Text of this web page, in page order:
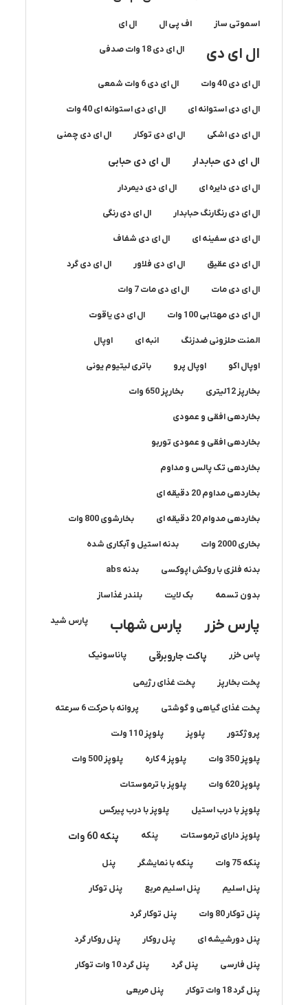
اسموتی ساز اف پی ال ال ای
ال ای دی ال ای دی 18 وات صدفی
ال ای دی 40 وات ال ای دی 6 وات شمعی
ال ای دی استوانه ای ال ای دی استوانه ای 40 وات
ال ای دی اشکی ال ای دی توکار ال ای دی چمنی
ال ای دی حبابدار ال ای دی حبابی
ال ای دی دایره ای ال ای دی دیمردار
ال ای دی رنگارنگ حبابدار ال ای دی رنگی
ال ای دی سفینه ای ال ای دی شفاف
ال ای دی عقیق ال ای دی فلاور ال ای دی گرد
ال ای دی مات ال ای دی مات 7 وات
ال ای دی مهتابی 100 وات ال ای دی یاقوت
المنت حلزونی ضدزنگ انبه ای اوپال
اوپال اکو اوپال پرو باتری لیتیوم یونی
بخارپز 12لیتری بخارپز 650 وات
بخاردهی افقی و عمودی
بخاردهی افقی و عمودی توربو
بخاردهی تک پالس و مداوم
بخاردهی مداوم 20 دقیقه ای
بخاردهی مدوام 20 دقیقه ای بخارشوی 800 وات
بخاری 2000 وات بدنه استیل و آبکاری شده
بدنه فلزی با روکش اپوکسی بدنه abs
بدون تسمه بک لایت بلندر غذاساز
پارس خزر پارس شهاب پارس شید
پاس خزر پاکت جاروبرقی پاناسونیک
پخت بخارپز پخت غذای رژیمی
پخت غذای گیاهی و گوشتی پروانه با حرکت 6 سرعته
پروژکتور پلوپز پلوپز 110 ولت
پلوپز 350 وات پلوپز 4 کاره پلوپز 500 وات
پلوپز 620 وات پلوپز با ترموستات
پلوپز با درب استیل پلوپز با درب پیرکس
پلوپز دارای ترموستات پنکه پنکه 60 وات
پنکه 75 وات پنکه با نمایشگر پنل
پنل اسلیم پنل اسلیم مربع پنل توکار
پنل توکار 80 وات پنل توکار گرد
پنل دورشیشه ای پنل روکار پنل روکار گرد
پنل فارسی پنل گرد پنل گرد 10 وات توکار
پنل گرد 18 وات توکار پنل مربعی